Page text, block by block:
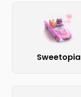
Sweetopia